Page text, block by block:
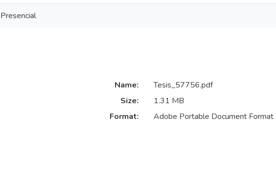
Presencial
Name:
Tesis_57756.pdf
Size:
1.31 MB
Format:
Adobe Portable Document Format